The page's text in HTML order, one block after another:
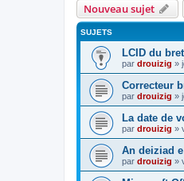
Nouveau sujet
SUJETS
LCID du
par drouizig »
Correcteur
par drouizig »
La date de
par drouizig »
An deiziad
par drouizig »